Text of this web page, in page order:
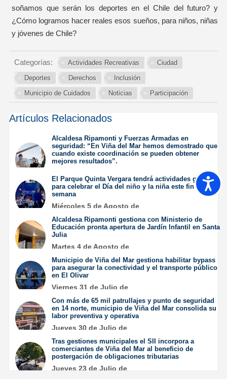
soñamos que serán los deportes en el Chile del futuro? y
¿Cómo logramos hacer reales esos sueños, para niños, niñas
y jóvenes de Chile?
Categorías: Actividades Recreativas
Ciudad
Deportes
Derechos
Inclusión
Municipio de Cuidados
Noticias Participación
Artículos Relacionados
Alcaldesa Ripamonti y Fuerzas Armadas en
seguridad: “En Viña del Mar hemos demostrado que
cuando existe coordinación se pueden obtener
mejores resultados”.
2026
El Parque Quinta Vergara tendrá actividades gratuitas
para celebrar el Día del niño y la niña este fin de
semana
Miércoles 5 de Agosto de
Alcaldesa Ripamonti gestiona con Ministerio de
Educación pronta apertura de Jardín Infantil en Santa
Julia
Martes 4 de Agosto de
Municipio de Viña del Mar gestiona habilitar bypass
para asegurar la conectividad y el transporte público
en El Olivar
Viernes 31 de Julio de
Con más de 65 mil patrullajes y punto de seguridad
en 14 norte, municipio de Viña del Mar consolida su
labor preventiva y operativa
Jueves 30 de Julio de
Tras gestiones municipales el SII incorpora a
comerciantes de Viña del Mar al beneficio de
postergación de obligaciones tributarias
Jueves 23 de Julio de